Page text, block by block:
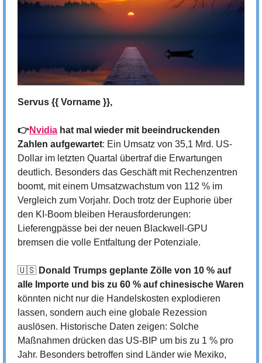
Servus {{ Vorname }},
👉Nvidia hat mal wieder mit beeindruckenden
Zahlen aufgewartet: Ein Umsatz von 35,1 Mrd. US-
Dollar im letzten Quartal übertraf die Erwartungen
deutlich. Besonders das Geschäft mit Rechenzentren
boomt, mit einem Umsatzwachstum von 112 % im
Vergleich zum Vorjahr. Doch trotz der Euphorie über
den KI-Boom bleiben Herausforderungen:
Lieferengpässe bei der neuen Blackwell-GPU
bremsen die volle Entfaltung der Potenziale.
🇺🇸 Donald Trumps geplante Zölle von 10 % auf
alle Importe und bis zu 60 % auf chinesische Waren
könnten nicht nur die Handelskosten explodieren
lassen, sondern auch eine globale Rezession
auslösen. Historische Daten zeigen: Solche
Maßnahmen drücken das US-BIP um bis zu 1 % pro
Jahr. Besonders betroffen sind Länder wie Mexiko,